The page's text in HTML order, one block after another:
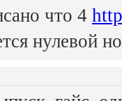
что 4
нулевой